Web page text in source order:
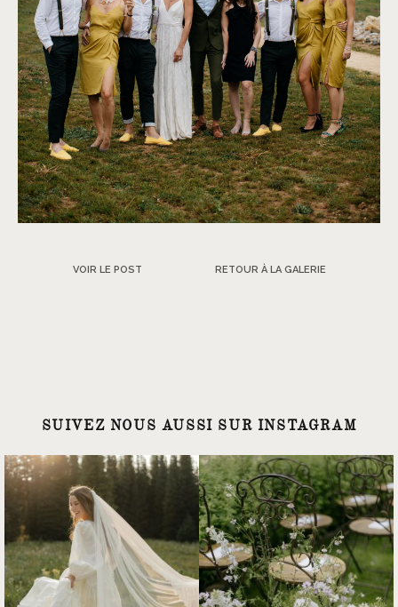
VOIR LE POST RETOUR À LA GALERIE
SUIVEZ NOUS AUSSI SUR INSTAGRAM